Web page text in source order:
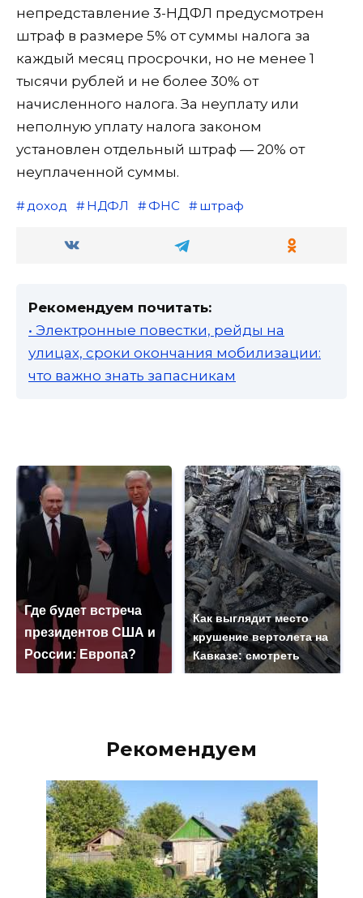
непредставление 3-НДФЛ предусмотрен
штраф в размере 5% от суммы налога за
каждый месяц просрочки, но не менее 1
тысячи рублей и не более 30% от
начисленного налога. За неуплату или
неполную уплату налога законом
установлен отдельный штраф — 20% от
неуплаченной суммы.
доход НДФЛ ФНС штраф
Рекомендуем почитать:
• Электронные повестки, рейды на
улицах, сроки окончания мобилизации:
что важно знать запасникам
Где будет встреча
президентов США и
России: Европа?
Как выглядит место
крушение вертолета на
Кавказе: смотреть
Рекомендуем